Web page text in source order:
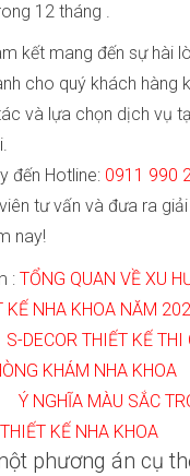
12 tháng .
kết mang đến sự hài
cho quý khách hàng
và lựa chọn dịch vụ
đến Hotline: 0911 990
tư vấn và đưa ra
nay!
: TỔNG QUAN VỀ XU
KẾ NHA KHOA NĂM
S-DECOR THIẾT KẾ THI
KHÁM NHA KHOA
Ý NGHĨA MÀU SẮC
THIẾT KẾ NHA KHOA
phương án cụ